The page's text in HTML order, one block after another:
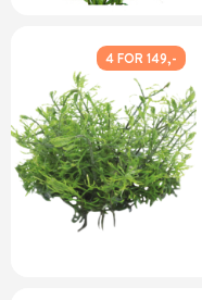
4 FOR 149,-